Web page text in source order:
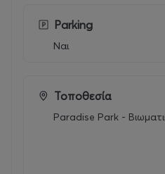
100€για παιδικό πάρτι στο
Με την αγορά σας,
η αγορά και η
προηγούμενη Πέμπτη
Parking
Ναι
Τοποθεσία
Paradise Park -